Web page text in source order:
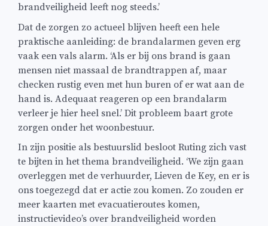
brandveiligheid leeft nog steeds.’
Dat de zorgen zo actueel blijven heeft een hele
praktische aanleiding: de brandalarmen geven erg
vaak een vals alarm. ‘Als er bij ons brand is gaan
mensen niet massaal de brandtrappen af, maar
checken rustig even met hun buren of er wat aan de
hand is. Adequaat reageren op een brandalarm
verleer je hier heel snel.’ Dit probleem baart grote
zorgen onder het woonbestuur.
In zijn positie als bestuurslid besloot Ruting zich vast
te bijten in het thema brandveiligheid. ‘We zijn gaan
overleggen met de verhuurder, Lieven de Key, en er is
ons toegezegd dat er actie zou komen. Zo zouden er
meer kaarten met evacuatieroutes komen,
instructievideo’s over brandveiligheid worden